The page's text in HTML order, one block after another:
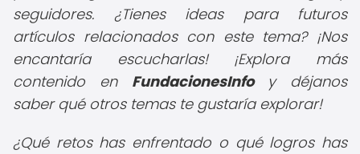
seguidores. ¿Tienes ideas para futuros
artículos relacionados con este tema? ¡Nos
encantaría escucharlas! ¡Explora más
contenido en FundacionesInfoy déjanos
saber qué otros temas te gustaría explorar!
¿Qué retos has enfrentado o qué logros has